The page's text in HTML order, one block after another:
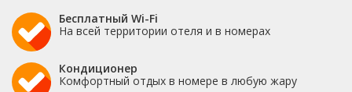
Бесплатный Wi-Fi
На всей территории отеля и в номерах
Кондиционер
Комфортный отдых в номере в любую жару